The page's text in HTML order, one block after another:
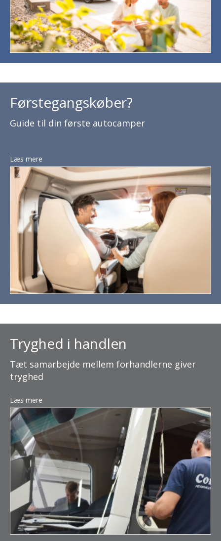
Førstegangskøber?
Guide til din første autocamper
Læs mere
Tryghed i handlen
Tæt samarbejde mellem forhandlerne giver
tryghed
Læs mere